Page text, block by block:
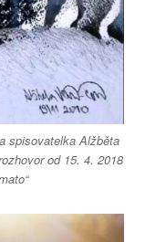
spisovatelka Alžběta
od 15. 4. 2018